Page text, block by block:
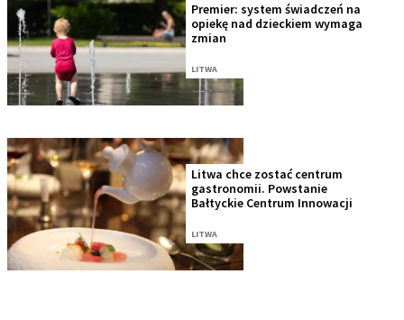
Premier: system świadczeń na
opiekę nad dzieckiem wymaga
zmian
LITWA
Litwa chce zostać centrum
gastronomii. Powstanie
Bałtyckie Centrum Innowacji
LITWA